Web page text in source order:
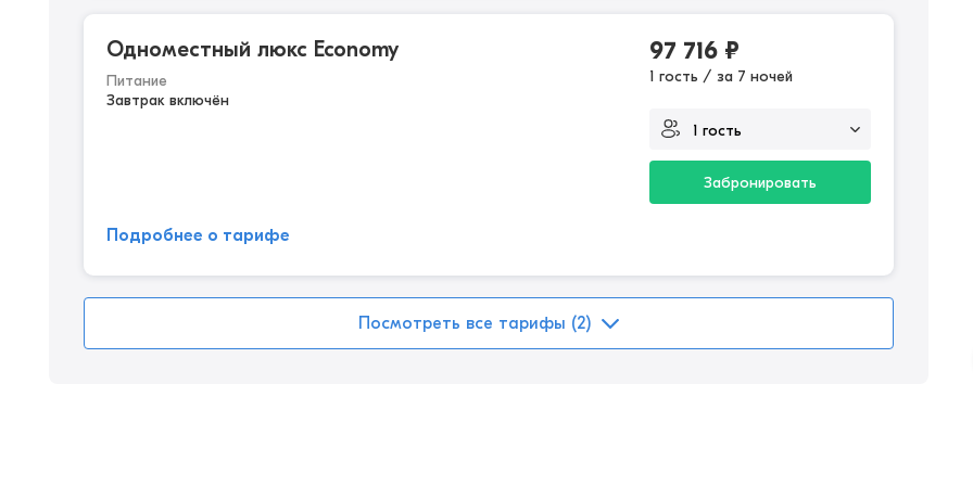
Одноместный люкс Economy
Питание
Завтрак включён
97 716 ₽
1 гость / за 7 ночей
Забронировать
Подробнее о тарифе
Посмотреть все тарифы (2)